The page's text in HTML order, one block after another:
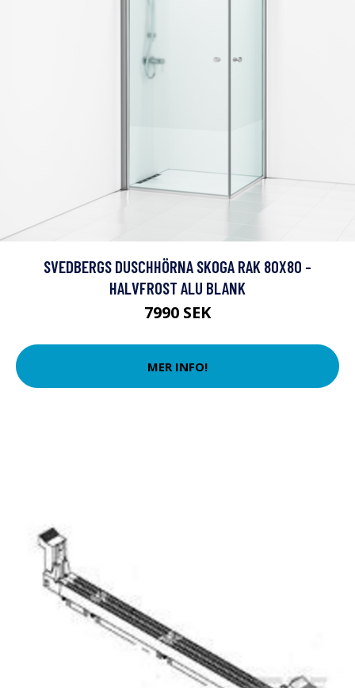
SVEDBERGS DUSCHHÖRNA SKOGA RAK 80X80 -
HALVFROST ALU BLANK
7990 SEK
MER INFO!